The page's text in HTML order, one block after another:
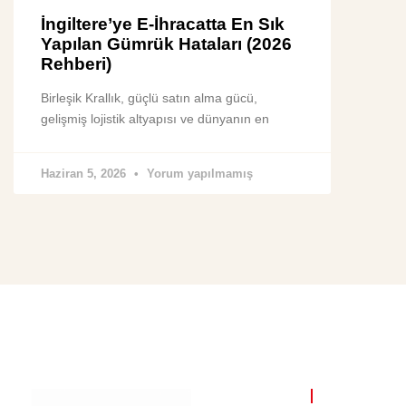
İngiltere’ye E-İhracatta En Sık
Yapılan Gümrük Hataları (2026
Rehberi)
Birleşik Krallık, güçlü satın alma gücü,
gelişmiş lojistik altyapısı ve dünyanın en
Haziran 5, 2026 Yorum yapılmamış